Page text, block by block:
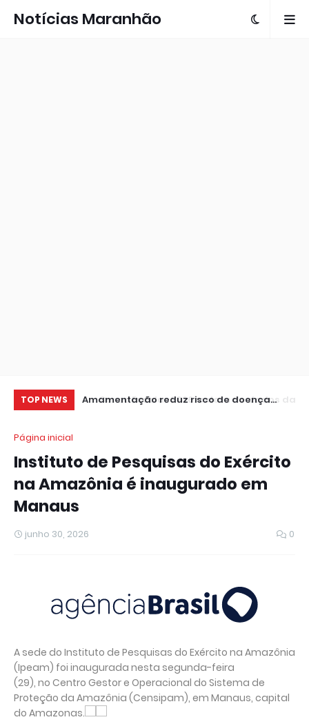
Notícias Maranhão
TOP NEWS
dados da 1ª
Amamentação reduz risco de doença
Página inicial
Instituto de Pesquisas do Exército
na Amazônia é inaugurado em
Manaus
junho 30, 2026 0
A sede do Instituto de Pesquisas do Exército na Amazônia
(Ipeam) foi inaugurada nesta segunda-feira
(29), no Centro Gestor e Operacional do Sistema de
Proteção da Amazônia (Censipam), em Manaus, capital
do Amazonas.